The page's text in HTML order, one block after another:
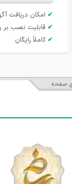
✔ امکان دریافت
✔ قابلیت نصب بر
✔ کاملاً رایگان
صفحه